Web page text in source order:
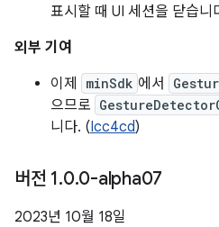
표시할 때 UI 세션을 닫습니
외부 기여
이제
minSdk 에서
으므로
니다. (Icc4cd)
버전 1.0.0-alpha07
2023년 10월 18일